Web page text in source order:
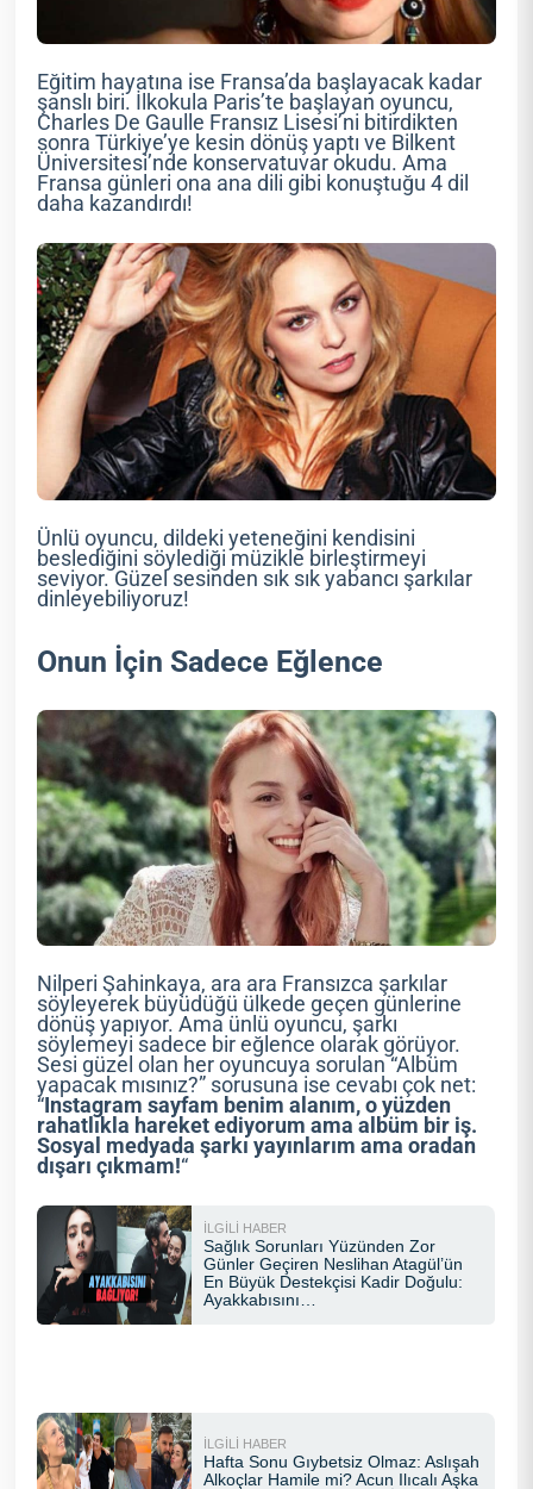
Eğitim hayatına ise Fransa’da başlayacak kadar
şanslı biri. İlkokula Paris’te başlayan oyuncu,
Charles De Gaulle Fransız Lisesi’ni bitirdikten
sonra Türkiye’ye kesin dönüş yaptı ve Bilkent
Üniversitesi’nde konservatuvar okudu. Ama
Fransa günleri ona ana dili gibi konuştuğu 4 dil
daha kazandırdı!
Ünlü oyuncu, dildeki yeteneğini kendisini
beslediğini söylediği müzikle birleştirmeyi
seviyor. Güzel sesinden sık sık yabancı şarkılar
dinleyebiliyoruz!
Onun İçin Sadece Eğlence
Nilperi Şahinkaya, ara ara Fransızca şarkılar
söyleyerek büyüdüğü ülkede geçen günlerine
dönüş yapıyor. Ama ünlü oyuncu, şarkı
söylemeyi sadece bir eğlence olarak görüyor.
Sesi güzel olan her oyuncuya sorulan “Albüm
yapacak mısınız?” sorusuna ise cevabı çok net:
“Instagram sayfam benim alanım, o yüzden
rahatlıkla hareket ediyorum ama albüm bir iş.
Sosyal medyada şarkı yayınlarım ama oradan
dışarı çıkmam!“